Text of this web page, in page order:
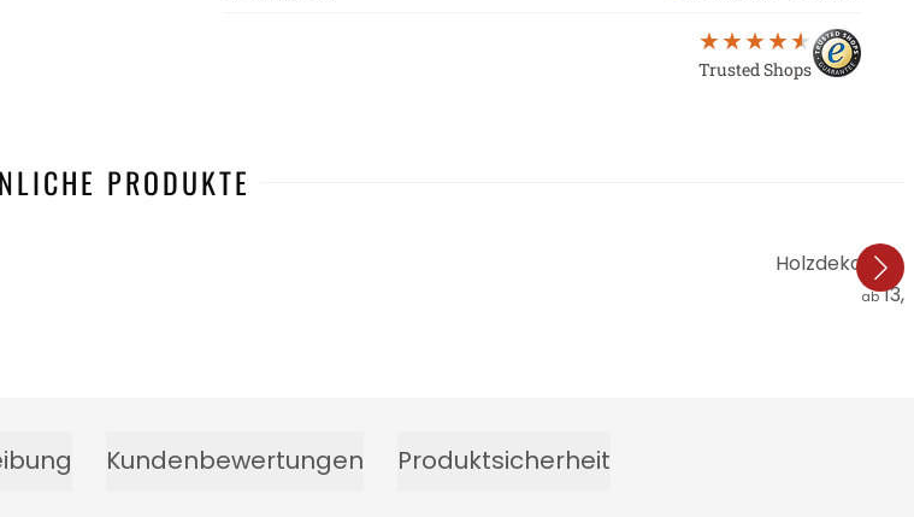
Trusted Shops
PRODUKTE
Holzdeko
ab
Kundenbewertungen Produktsicherheit